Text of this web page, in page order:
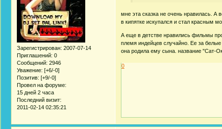
Зарегистрирован: 2007-07-14
Приглашений: 0
Сообщений: 2946
Уважение: [+6/-0]
Позитив: [+9/-0]
Провел на форуме:
15 дней 2 часа
Последний визит:
2011-02-14 02:35:21
мне эта сказка не очень нравилась. А
в кипятке искупался и стал красным
А еще в детстве нравились фильмы
племя индейцев случайно. Ее за
она родила ему сына. название "Сат-
0